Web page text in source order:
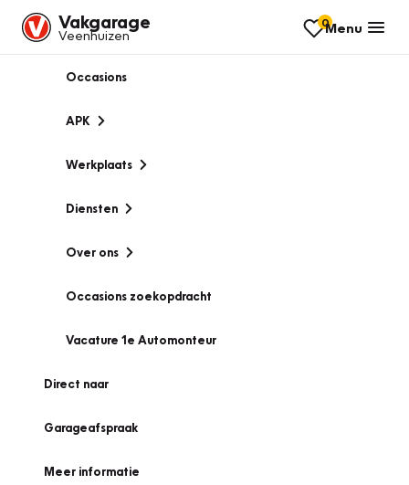
Vakgarage
Veenhuizen
0Menu
Occasions
APK
Werkplaats
Diensten
Over ons
Occasions zoekopdracht
Vacature 1e Automonteur
Direct naar
Garageafspraak
Meer informatie